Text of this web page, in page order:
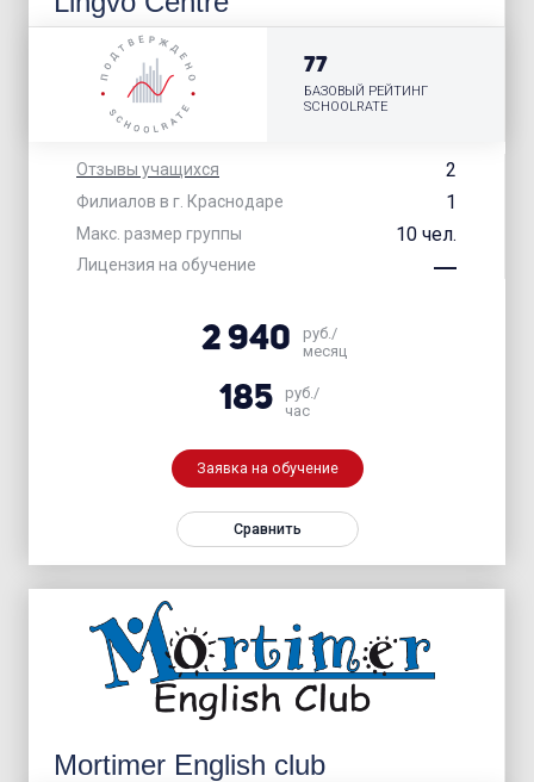
Отзывы учащихся 2
Филиалов в г. Краснодаре 1
Макс. размер группы 10 чел.
Лицензия на обучение
77
БАЗОВЫЙ РЕЙТИНГ
SCHOOLRATE
2 940
руб./
месяц
185
руб./
час
Заявка на обучение
Сравнить
Mortimer English club